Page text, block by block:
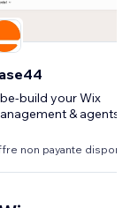
build your Wix
& agents
non payante